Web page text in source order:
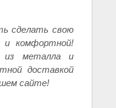
сделать свою
и комфортной!
из металла и
доставкой
сайте!